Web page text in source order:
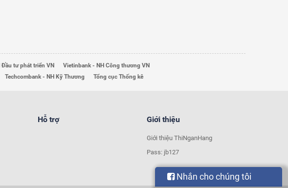
Đầu tư phát triển VN
Vietinbank - NH Công thương VN
Techcombank - NH Kỹ Thương Tổng cục Thống kê
Hỗ trợ Giới thiệu
Giới thiệu ThiNganHang
Pass: jb127
Nhắn cho chúng tôi